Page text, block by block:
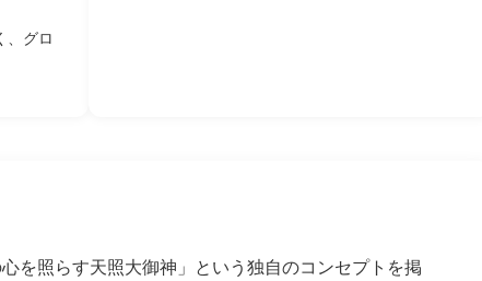
、グロ
を照らす天照大御神」という独自のコンセプトを掲